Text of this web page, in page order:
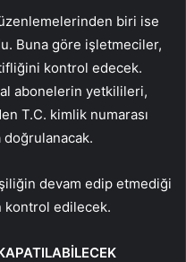
biri ise
Buna göre işletmeciler,
kontrol edecek.
abonelerin yetkilileri,
T.C. kimlik numarası
doğrulanacak.
devam edip etmediği
kontrol edilecek.